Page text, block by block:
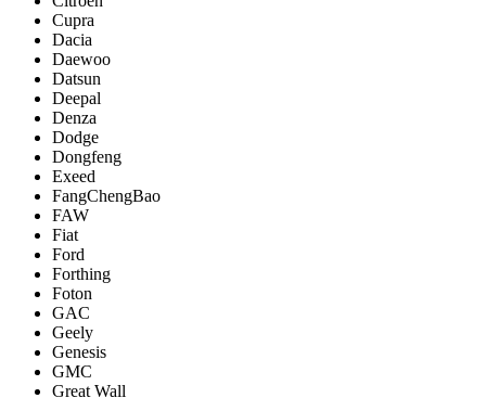
Cupra
Dacia
Daewoo
Datsun
Deepal
Denza
Dodge
Dongfeng
Exeed
FangChengBao
FAW
Fiat
Ford
Forthing
Foton
GAC
Geely
Genesis
GMC
Great Wall